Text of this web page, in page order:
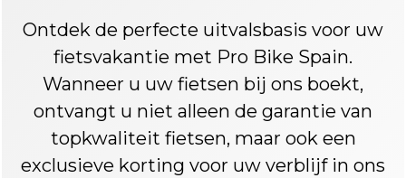
Ontdek de perfecte uitvalsbasis voor uw
fietsvakantie met Pro Bike Spain.
Wanneer u uw fietsen bij ons boekt,
ontvangt u niet alleen de garantie van
topkwaliteit fietsen, maar ook een
exclusieve korting voor uw verblijf in ons